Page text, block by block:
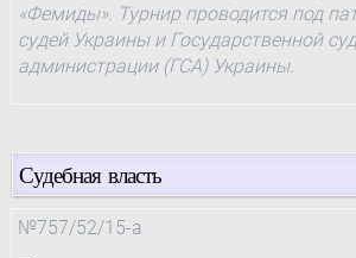
«Фемиды». Турнир проводится под
судей Украины и Государственной
администрации (ГСА) Украины.
Судебная власть
№757/52/15-а